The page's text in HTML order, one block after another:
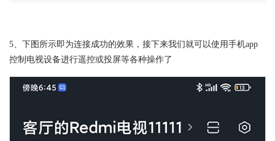
5、下图所示即为连接成功的效果，接下来我们就可以使用手机app
控制电视设备进行遥控或投屏等各种操作了